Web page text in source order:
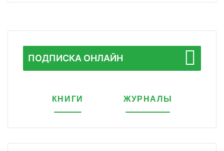
ПОДПИСКА ОНЛАЙН
КНИГИ ЖУРНАЛЫ